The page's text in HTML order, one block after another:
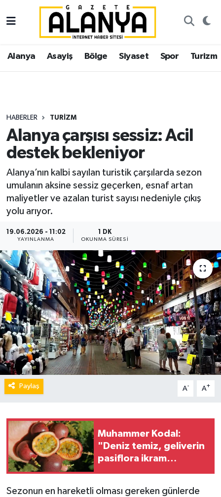
Alanya Asayiş Bölge Siyaset Spor Turizm
HABERLER TURIZM
Alanya çarşısı sessiz: Acil
destek bekleniyor
Alanya’nın kalbi sayılan turistik çarşılarda sezon
umulanın aksine sessiz geçerken, esnaf artan
maliyetler ve azalan turist sayısı nedeniyle çıkış
yolu arıyor.
19.06.2026 - 11:02
YAYINLANMA
1 DK
OKUNMA SÜRESI
Paylaş A- A+
Muhammer Kodal:
"Deniz temiz, geliverin
pasiflora ikram
Sezonun en hareketli olması gereken günlerde
Alanya
Asayiş
Siyaset
Spor
Ekonomi
Gazipaşa
İstanbul Nöbetçi Eczaneler
İstanbul Hava Durumu
Süper Lig Puan Durumu ve Fikstür
Tüm Manşetler
Haber Arşivi